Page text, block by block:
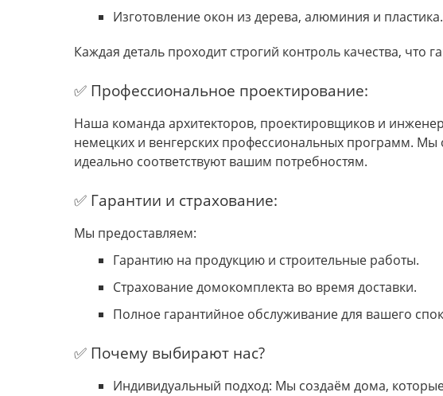
Изготовление окон из дерева, алюминия и пластика.
Каждая деталь проходит строгий контроль качества, что
✅ Профессиональное проектирование:
Наша команда архитекторов, проектировщиков и
немецких и венгерских профессиональных программ.
идеально соответствуют вашим потребностям.
✅ Гарантии и страхование:
Мы предоставляем:
Гарантию на продукцию и строительные работы.
Страхование домокомплекта во время доставки.
Полное гарантийное обслуживание для вашего
✅ Почему выбирают нас?
Индивидуальный подход: Мы создаём дома,